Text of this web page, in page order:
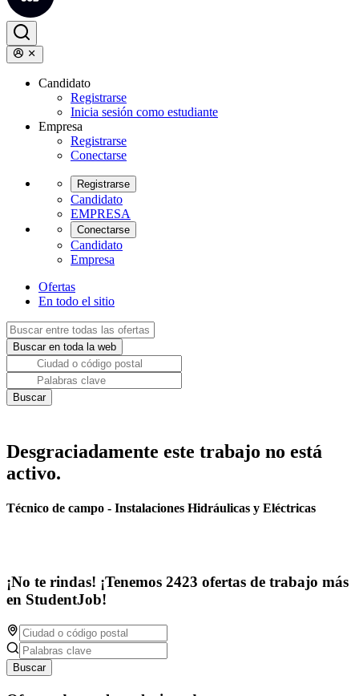
Candidato
Registrarse
Inicia sesión como estudiante
Empresa
Registrarse
Conectarse
Registrarse
Candidato
EMPRESA
Conectarse
Candidato
Empresa
Ofertas
En todo el sitio
Desgraciadamente este trabajo no está
activo.
Técnico de campo - Instalaciones Hidráulicas y Eléctricas
¡No te rindas! ¡Tenemos 2423 ofertas de trabajo más
en StudentJob!
Buscar